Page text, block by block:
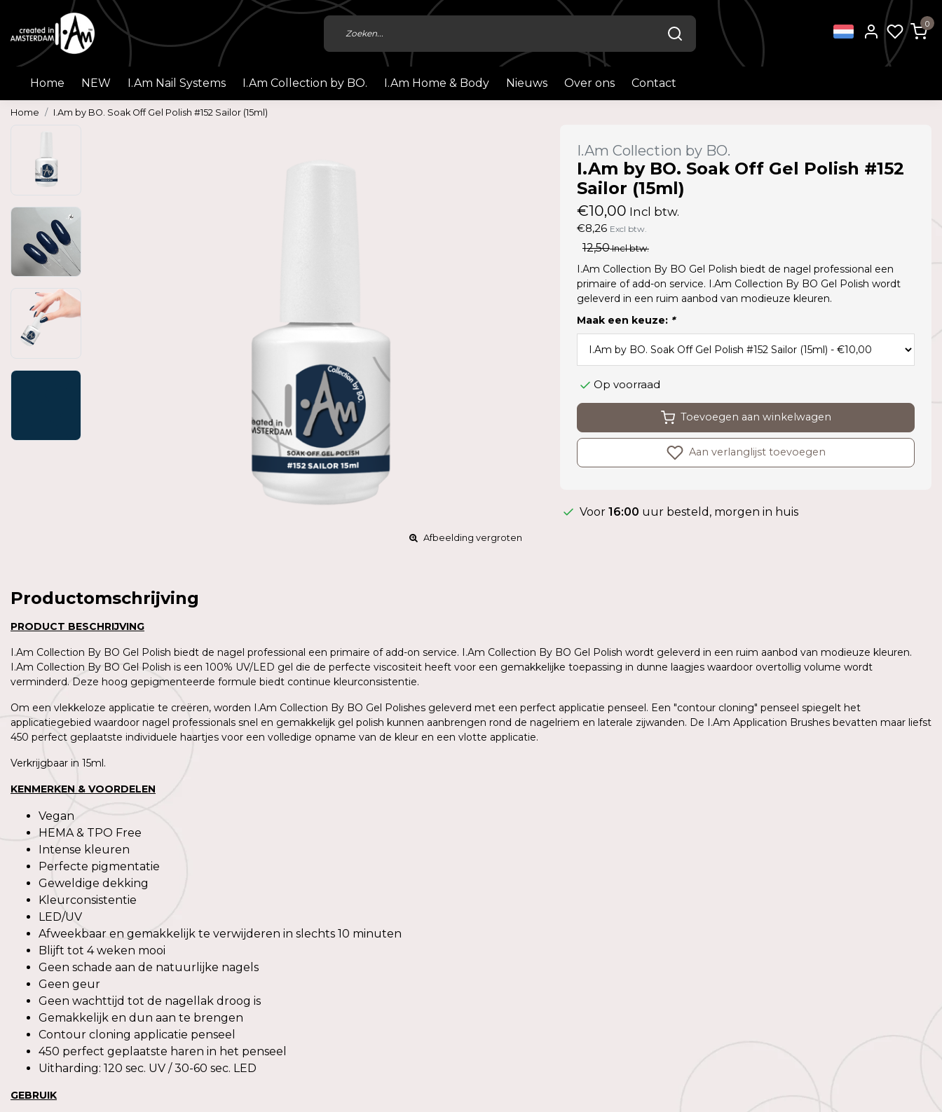
0
Home NEW I.Am Nail Systems I.Am Collection by BO. I.Am Home & Body Nieuws Over ons Contact
Home I.Am by BO. Soak Off Gel Polish #152 Sailor (15ml)
Afbeelding vergroten
I.Am Collection by BO.
I.Am by BO. Soak Off Gel Polish #152
Sailor (15ml)
€10,00 Incl btw.
€8,26 Excl btw.
12,50Incl btw.
I.Am Collection By BO Gel Polish biedt de nagel professional een
primaire of add-on service. I.Am Collection By BO Gel Polish wordt
geleverd in een ruim aanbod van modieuze kleuren.
Maak een keuze: *
Op voorraad
Toevoegen aan winkelwagen
Aan verlanglijst toevoegen
Voor 16:00 uur besteld, morgen in huis
Productomschrijving
PRODUCT BESCHRIJVING
I.Am Collection By BO Gel Polish biedt de nagel professional een primaire of add-on service. I.Am Collection By BO Gel Polish wordt geleverd in een ruim aanbod van modieuze kleuren.
I.Am Collection By BO Gel Polish is een 100% UV/LED gel die de perfecte viscositeit heeft voor een gemakkelijke toepassing in dunne laagjes waardoor overtollig volume wordt
verminderd. Deze hoog gepigmenteerde formule biedt continue kleurconsistentie.
Om een vlekkeloze applicatie te creëren, worden I.Am Collection By BO Gel Polishes geleverd met een perfect applicatie penseel. Een "contour cloning" penseel spiegelt het
applicatiegebied waardoor nagel professionals snel en gemakkelijk gel polish kunnen aanbrengen rond de nagelriem en laterale zijwanden. De I.Am Application Brushes bevatten maar liefst
450 perfect geplaatste individuele haartjes voor een volledige opname van de kleur en een vlotte applicatie.
Verkrijgbaar in 15ml.
KENMERKEN & VOORDELEN
Vegan
HEMA & TPO Free
Intense kleuren
Perfecte pigmentatie
Geweldige dekking
Kleurconsistentie
LED/UV
Afweekbaar en gemakkelijk te verwijderen in slechts 10 minuten
Blijft tot 4 weken mooi
Geen schade aan de natuurlijke nagels
Geen geur
Geen wachttijd tot de nagellak droog is
Gemakkelijk en dun aan te brengen
Contour cloning applicatie penseel
450 perfect geplaatste haren in het penseel
Uitharding: 120 sec. UV / 30-60 sec. LED
GEBRUIK